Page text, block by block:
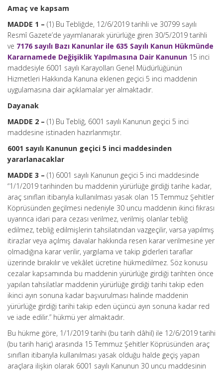
Amaç ve kapsam
MADDE 1 – (1) Bu Tebliğde, 12/6/2019 tarihli ve 30799 sayılı
Resmî Gazete’de yayımlanarak yürürlüğe giren 30/5/2019 tarihli
ve 7176 sayılı Bazı Kanunlar ile 635 Sayılı Kanun Hükmünde
Kararnamede Değişiklik Yapılmasına Dair Kanunun 15 inci
maddesiyle 6001 sayılı Karayolları Genel Müdürlüğünün
Hizmetleri Hakkında Kanuna eklenen geçici 5 inci maddenin
uygulamasına dair açıklamalar yer almaktadır.
Dayanak
MADDE 2 – (1) Bu Tebliğ, 6001 sayılı Kanunun geçici 5 inci
maddesine istinaden hazırlanmıştır.
6001 sayılı Kanunun geçici 5 inci maddesinden
yararlanacaklar
MADDE 3 – (1) 6001 sayılı Kanunun geçici 5 inci maddesinde
“1/1/2019 tarihinden bu maddenin yürürlüğe girdiği tarihe kadar,
araç sınıfları itibarıyla kullanılması yasak olan 15 Temmuz Şehitler
Köprüsünden geçilmesi nedeniyle 30 uncu maddenin ikinci fıkrası
uyarınca idari para cezası verilmez, verilmiş olanlar tebliğ
edilmez, tebliğ edilmişlerin tahsilatından vazgeçilir, varsa yapılmış
itirazlar veya açılmış davalar hakkında resen karar verilmesine yer
olmadığına karar verilir, yargılama ve takip giderleri taraflar
üzerinde bırakılır ve vekâlet ücretine hükmedilmez. Söz konusu
cezalar kapsamında bu maddenin yürürlüğe girdiği tarihten önce
yapılan tahsilatlar maddenin yürürlüğe girdiği tarihi takip eden
ikinci ayın sonuna kadar başvurulması halinde maddenin
yürürlüğe girdiği tarihi takip eden üçüncü ayın sonuna kadar red
ve iade edilir.” hükmü yer almaktadır.
Bu hükme göre, 1/1/2019 tarihi (bu tarih dâhil) ile 12/6/2019 tarihi
(bu tarih hariç) arasında 15 Temmuz Şehitler Köprüsünden araç
sınıfları itibarıyla kullanılması yasak olduğu halde geçiş yapan
araçlara ilişkin olarak 6001 sayılı Kanunun 30 uncu maddesinin